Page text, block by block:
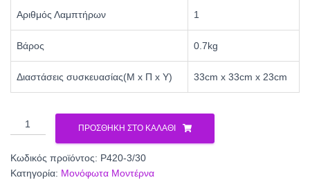
Αριθμός Λαμπτήρων 1
Βάρος 0.7kg
Διαστάσεις συσκευασίας(Μ x Π x Υ) 33cm x 33cm x 23cm
Φωτιστικό
μονόφωτο
ΠΡΟΣΘΉΚΗ ΣΤΟ ΚΑΛΆΘΙ
Κωδικός προϊόντος: Ρ420-3/30
Κατηγορία: Μονόφωτα Μοντέρνα